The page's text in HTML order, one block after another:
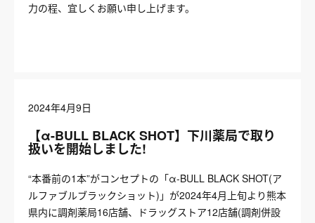
力の程、宜しくお願い申し上げます。
2024年4月9日
【α-BULL BLACK SHOT】下川薬局で取り
扱いを開始しました!
“本番前の1本”がコンセプトの「α-BULL BLACK SHOT(ア
ルファブルブラックショット)」が2024年4月上旬より熊本
県内に調剤薬局16店舗、ドラッグストア12店舗(調剤併設